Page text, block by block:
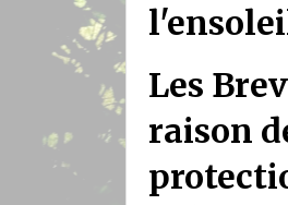
Les
raison